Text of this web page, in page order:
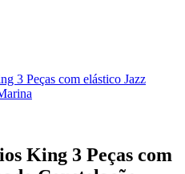
3 Peças com elástico Jazz
King 3 Peças com